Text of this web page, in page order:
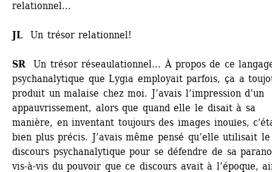
relationnel...
JL Un trésor relationnel!
SR Un trésor réseaulationnel... À propos de ce
psychanalytique que Lygia employait parfois, ça a
produit un malaise chez moi. J’avais l’impression d’un
appauvrissement, alors que quand elle le disait à sa
manière, en inventant toujours des images inouïes,
bien plus précis. J’avais même pensé qu’elle utilisait le
discours psychanalytique pour se défendre de sa
vis-à-vis du pouvoir que ce discours avait à l’époque,